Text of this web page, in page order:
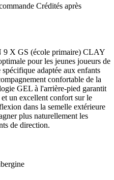
Crédités après
X GS (école primaire) CLAY
pour les jeunes joueurs de
adaptée aux enfants
confortable de la
GEL à l'arrière-pied garantit
un excellent confort sur le
dans la semelle extérieure
plus naturellement les
de direction.